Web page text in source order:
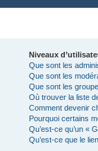
Niveaux
Que sont les
Que sont les
Que sont les
Où trouver la liste
Comment devenir
Pourquoi certains
Qu’est-ce qu’un «
Qu’est-ce que le